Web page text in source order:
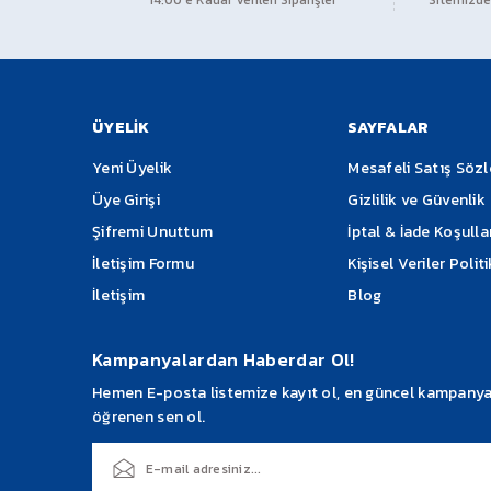
Ürün resmi kalitesiz, bozuk veya görüntülenemiyor.
Bu ürüne benzer farklı alternatifler olmalı.
ÜYELİK
Yeni Üyelik
Üye Girişi
Şifremi Unuttum
İletişim Formu
İletişim
SAYFALAR
Mesafeli Satış
Gizlilik ve Güvenlik
İptal & İade
Kişisel Veriler
Blog
Kampanyalardan Haberdar Ol!
Hemen E-posta listemize kayıt ol, en güncel
öğrenen sen ol.